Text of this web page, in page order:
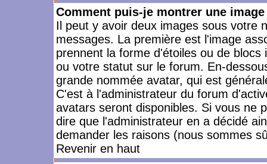
Comment puis-je montrer une
Il peut y avoir deux images sous votre
messages. La première est l'image
prennent la forme d'étoiles ou de
ou votre statut sur le forum. En-
grande nommée avatar, qui est
C'est à l'administrateur du forum
avatars seront disponibles. Si vous ne
dire que l'administrateur en a décidé
demander les raisons (nous sommes
Revenir en haut